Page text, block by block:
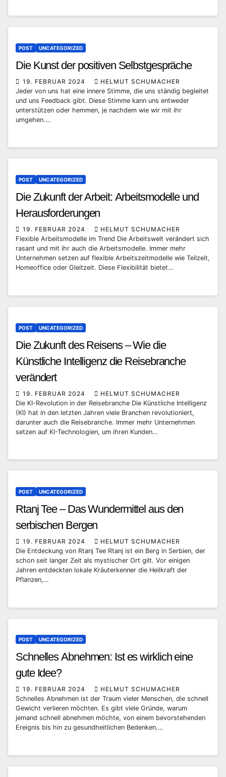
POST UNCATEGORIZED
Die Kunst der positiven Selbstgespräche
19. FEBRUAR 2024
HELMUT SCHUMACHER
Jeder von uns hat eine innere Stimme, die uns ständig begleitet
und uns Feedback gibt. Diese Stimme kann uns entweder
unterstützen oder hemmen, je nachdem wie wir mit ihr
umgehen.…
POST UNCATEGORIZED
Die Zukunft der Arbeit: Arbeitsmodelle und
Herausforderungen
19. FEBRUAR 2024
HELMUT SCHUMACHER
Flexible Arbeitsmodelle im Trend Die Arbeitswelt verändert sich
rasant und mit ihr auch die Arbeitsmodelle. Immer mehr
Unternehmen setzen auf flexible Arbeitszeitmodelle wie Teilzeit,
Homeoffice oder Gleitzeit. Diese Flexibilität bietet…
POST UNCATEGORIZED
Die Zukunft des Reisens – Wie die
Künstliche Intelligenz die Reisebranche
verändert
19. FEBRUAR 2024
HELMUT SCHUMACHER
Die KI-Revolution in der Reisebranche Die Künstliche Intelligenz
(KI) hat in den letzten Jahren viele Branchen revolutioniert,
darunter auch die Reisebranche. Immer mehr Unternehmen
setzen auf KI-Technologien, um ihren Kunden…
POST UNCATEGORIZED
Rtanj Tee – Das Wundermittel aus den
serbischen Bergen
19. FEBRUAR 2024
HELMUT SCHUMACHER
Die Entdeckung von Rtanj Tee Rtanj ist ein Berg in Serbien, der
schon seit langer Zeit als mystischer Ort gilt. Vor einigen
Jahren entdeckten lokale Kräuterkenner die Heilkraft der
Pflanzen,…
POST UNCATEGORIZED
Schnelles Abnehmen: Ist es wirklich eine
gute Idee?
19. FEBRUAR 2024
HELMUT SCHUMACHER
Schnelles Abnehmen ist der Traum vieler Menschen, die schnell
Gewicht verlieren möchten. Es gibt viele Gründe, warum
jemand schnell abnehmen möchte, von einem bevorstehenden
Ereignis bis hin zu gesundheitlichen Bedenken.…